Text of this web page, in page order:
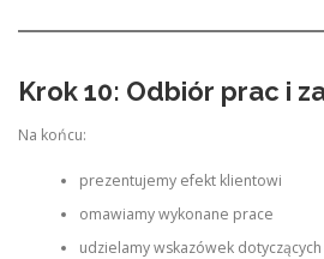
Krok 10: Odbiór prac i
Na końcu:
prezentujemy efekt klientowi
omawiamy wykonane prace
udzielamy wskazówek